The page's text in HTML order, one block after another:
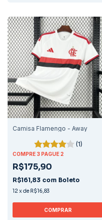
Camisa Flamengo - Away
(1)
COMPRE 3 PAGUE 2
R$175,90
R$161,83 com Boleto
12 xde R$16,83
COMPRAR